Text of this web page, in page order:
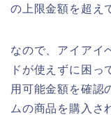
の上限金額を超え
なので、アイアイ
ドが使えずに困っ
用可能金額を確認
ムの商品を購入さ